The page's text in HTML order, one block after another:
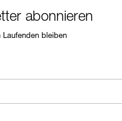
abonnieren
Laufenden bleiben